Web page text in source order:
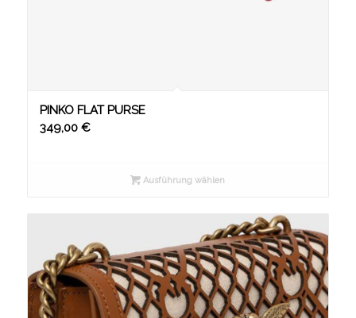
PINKO FLAT PURSE
349,00 €
Ausführung wählen